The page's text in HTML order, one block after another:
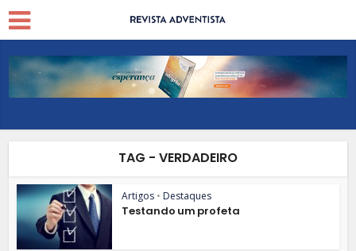
TAG - VERDADEIRO
Artigos • Destaques
Testando um profeta